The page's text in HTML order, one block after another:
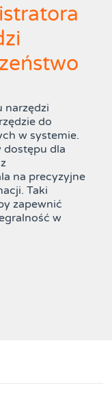
narzędzi
do
w systemie.
dostępu dla
na precyzyjne
Taki
zapewnić
w